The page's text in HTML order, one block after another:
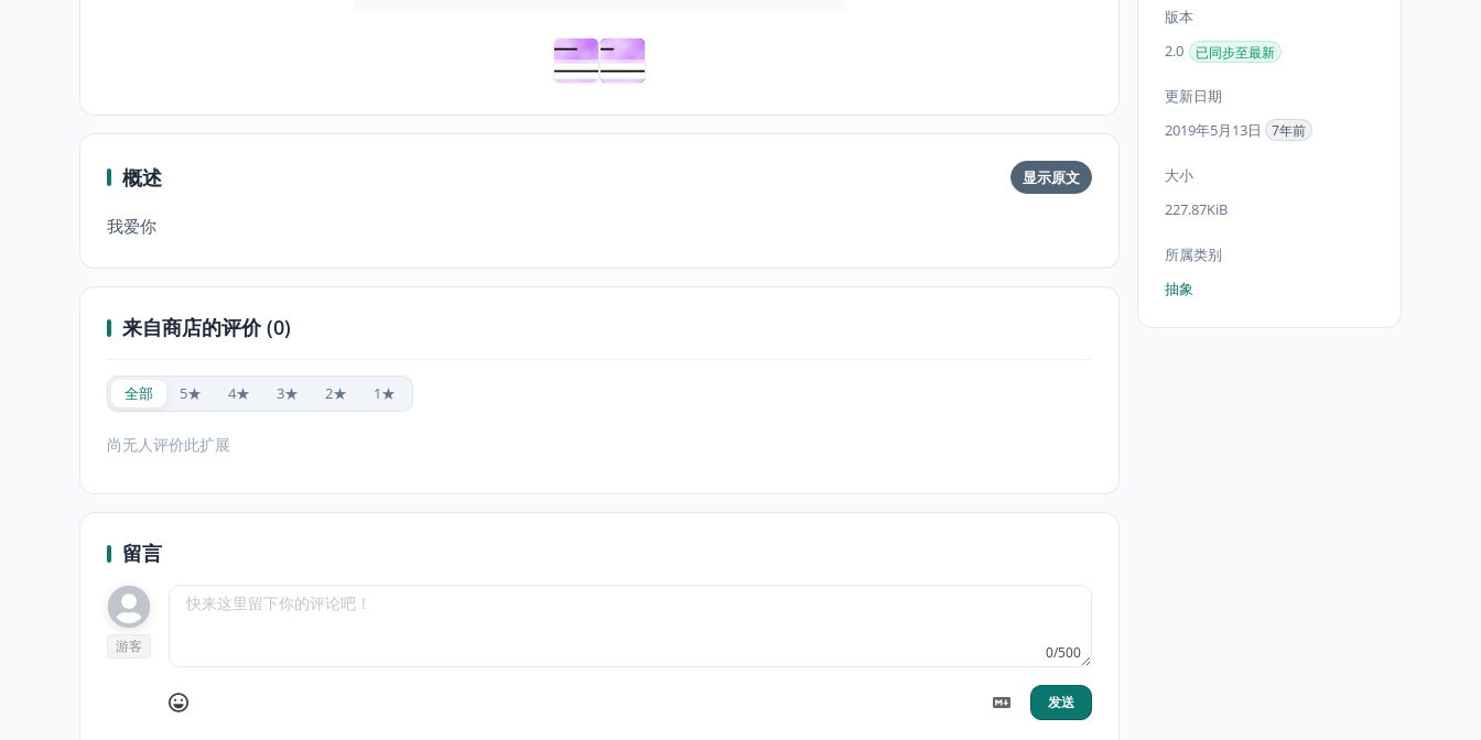
概述 显示原文
我爱你
来自商店的评价 (0)
全部 5★ 4★ 3★ 2★ 1★
尚无人评价此扩展
留言
游客 0/500
发送
版本
2.0
已同步至最新
更新日期
2019年5月13日
7年前
大小
227.87KiB
所属类别
抽象